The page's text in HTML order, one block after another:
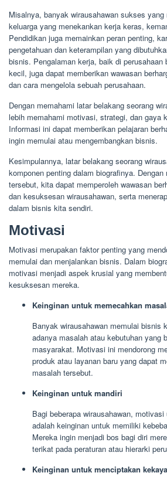
Misalnya, banyak wirausahawan sukses
keluarga yang menekankan kerja keras,
Pendidikan juga memainkan peran penting,
pengetahuan dan keterampilan yang
bisnis. Pengalaman kerja, baik di perusahaan
kecil, juga dapat memberikan wawasan
dan cara mengelola sebuah perusahaan.
Dengan memahami latar belakang seorang
lebih memahami motivasi, strategi, dan gaya
Informasi ini dapat memberikan pelajaran
ingin memulai atau mengembangkan bisnis.
Kesimpulannya, latar belakang seorang
komponen penting dalam biografinya.
tersebut, kita dapat memperoleh wawasan
dan kesuksesan wirausahawan, serta
dalam bisnis kita sendiri.
Motivasi
Motivasi merupakan faktor penting yang
memulai dan menjalankan bisnis. Dalam
motivasi menjadi aspek krusial yang
kesuksesan mereka.
Keinginan untuk memecahkan
Banyak wirausahawan memulai bisnis
adanya masalah atau kebutuhan yang
masyarakat. Motivasi ini mendorong
produk atau layanan baru yang dapat
masalah tersebut.
Keinginan untuk mandiri
Bagi beberapa wirausahawan,
adalah keinginan untuk memiliki
Mereka ingin menjadi bos bagi diri
terikat pada peraturan atau hierarki
Keinginan untuk menciptakan